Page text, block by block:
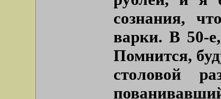
сознания,
варки. В 50-
Помнится,
столовой